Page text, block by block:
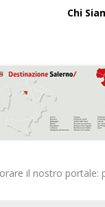
Chi
il nostro portale: